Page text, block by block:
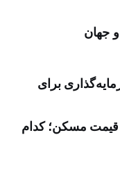
و جهان
برای
قیمت مسکن؛ کدام